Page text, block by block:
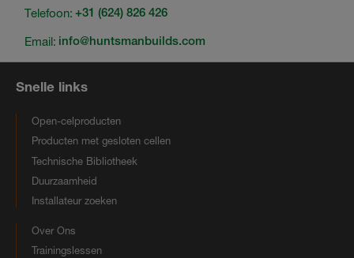
Telefoon: +31 (624) 826 426
Email: info@huntsmanbuilds.com
Snelle links
Open-celproducten
Producten met gesloten cellen
Technische Bibliotheek
Duurzaamheid
Installateur zoeken
Over Ons
Trainingslessen